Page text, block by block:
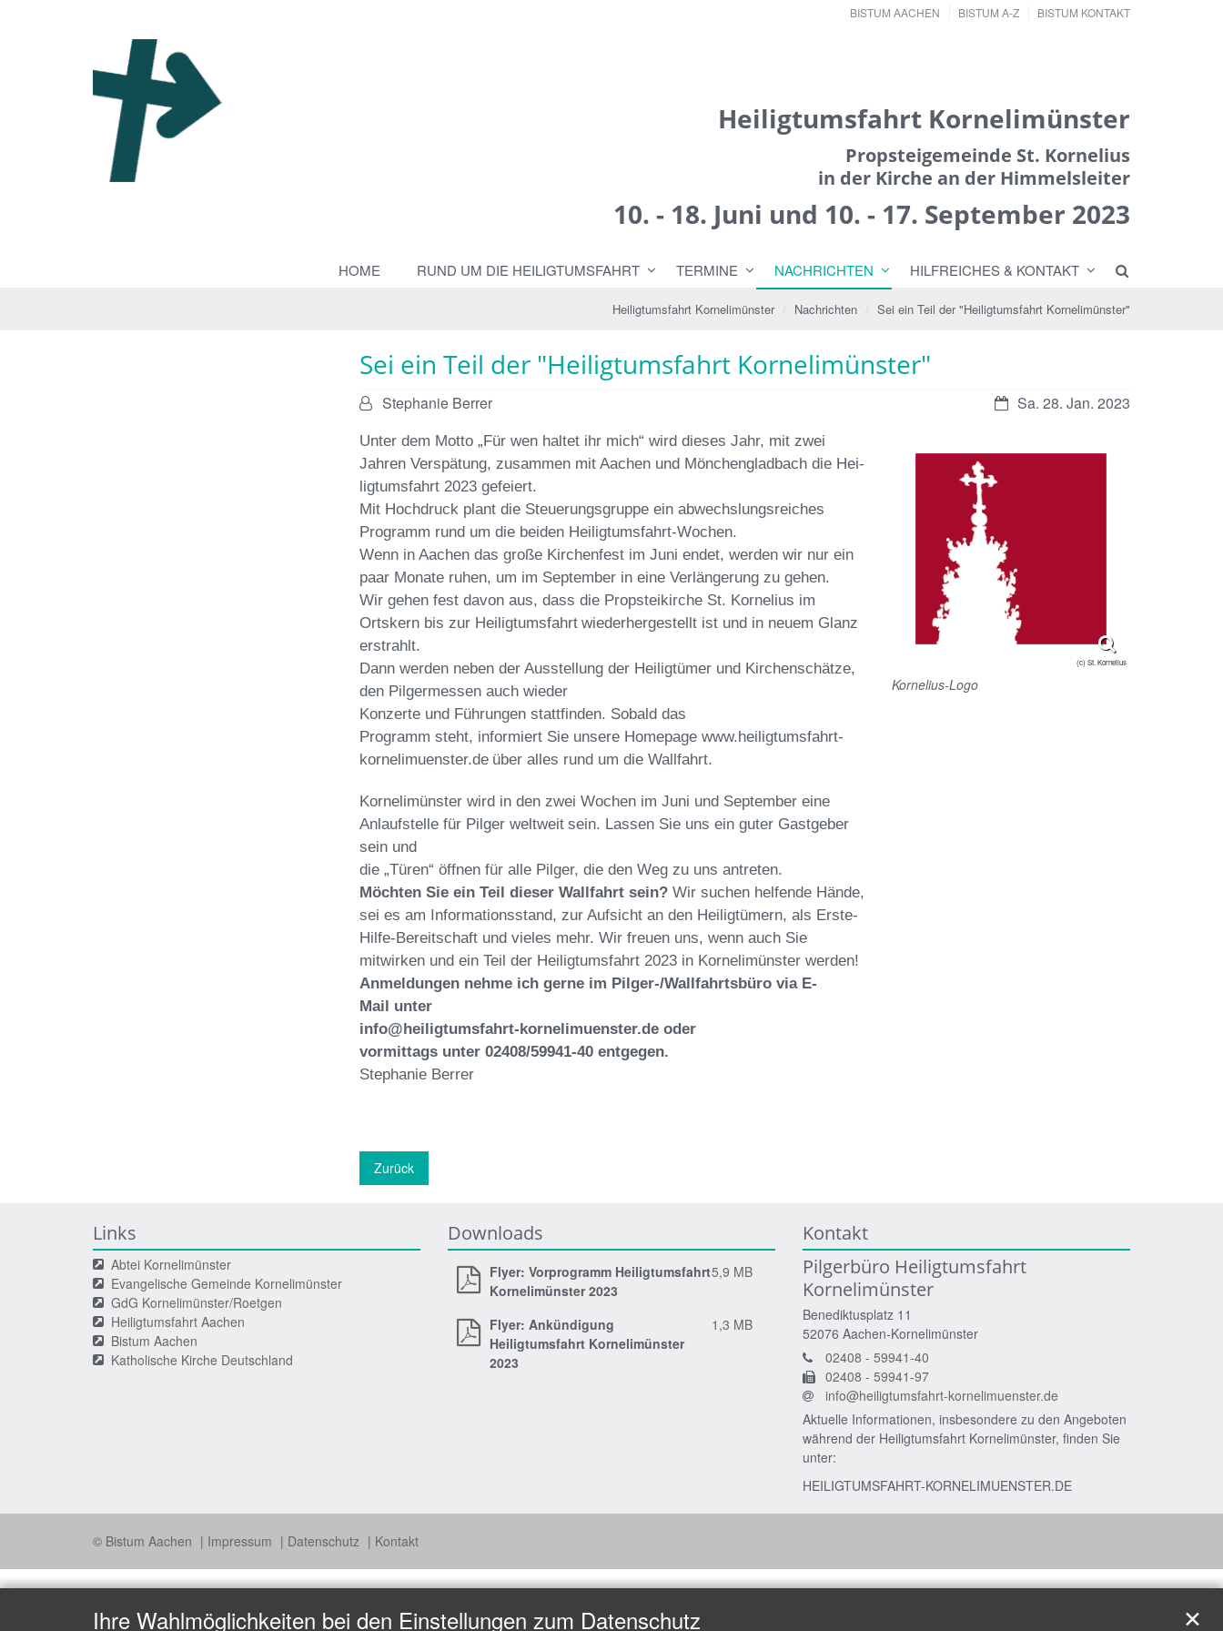
BISTUM AACHEN BISTUM A-Z BISTUM KONTAKT
Heiligtumsfahrt Kornelimünster
Propsteigemeinde St. Kornelius
in der Kirche an der Himmelsleiter
10. - 18. Juni und 10. - 17. September 2023
HOME RUND UM DIE HEILIGTUMSFAHRT TERMINE NACHRICHTEN HILFREICHES & KONTAKT
Heiligtumsfahrt Kornelimünster Nachrichten Sei ein Teil der "Heiligtumsfahrt Kornelimünster"
Sei ein Teil der "Heiligtumsfahrt Kornelimünster"
Datum:Sa. 28. Jan. 2023
Von:Stephanie Berrer
(c) St. Kornelius
Kornelius-Logo
Unter dem Motto „Für wen haltet ihr mich“ wird dieses Jahr, mit zwei
Jahren Verspätung, zusammen mit Aachen und Mönchengladbach die Hei-
ligtumsfahrt 2023 gefeiert.
Mit Hochdruck plant die Steuerungsgruppe ein abwechslungsreiches
Programm rund um die beiden Heiligtumsfahrt-Wochen.
Wenn in Aachen das große Kirchenfest im Juni endet, werden wir nur ein
paar Monate ruhen, um im September in eine Verlängerung zu gehen.
Wir gehen fest davon aus, dass die Propsteikirche St. Kornelius im
Ortskern bis zur Heiligtumsfahrt wiederhergestellt ist und in neuem Glanz
erstrahlt.
Dann werden neben der Ausstellung der Heiligtümer und Kirchenschätze,
den Pilgermessen auch wieder
Konzerte und Führungen stattfinden. Sobald das
Programm steht, informiert Sie unsere Homepage www.heiligtumsfahrt-
kornelimuenster.de über alles rund um die Wallfahrt.
Kornelimünster wird in den zwei Wochen im Juni und September eine
Anlaufstelle für Pilger weltweit sein. Lassen Sie uns ein guter Gastgeber
sein und
die „Türen“ öffnen für alle Pilger, die den Weg zu uns antreten.
Möchten Sie ein Teil dieser Wallfahrt sein?Wir suchen helfende Hände,
sei es am Informationsstand, zur Aufsicht an den Heiligtümern, als Erste-
Hilfe-Bereitschaft und vieles mehr. Wir freuen uns, wenn auch Sie
mitwirken und ein Teil der Heiligtumsfahrt 2023 in Kornelimünster werden!
Anmeldungen nehme ich gerne im Pilger-/Wallfahrtsbüro via E-
Mail unter
info@heiligtumsfahrt-kornelimuenster.de oder
vormittags unter 02408/59941-40 entgegen.
Stephanie Berrer
Zurück
Links
Abtei Kornelimünster
Evangelische Gemeinde Kornelimünster
GdG Kornelimünster/Roetgen
Heiligtumsfahrt Aachen
Bistum Aachen
Katholische Kirche Deutschland
Downloads
Flyer: Vorprogramm Heiligtumsfahrt
Kornelimünster 2023
5,9 MB
Flyer: Ankündigung
Heiligtumsfahrt Kornelimünster
2023
1,3 MB
Kontakt
Pilgerbüro Heiligtumsfahrt
Kornelimünster
Benediktusplatz 11
52076 Aachen-Kornelimünster
02408 - 59941-40
02408 - 59941-97
info@heiligtumsfahrt-kornelimuenster.de
Aktuelle Informationen, insbesondere zu den Angeboten
während der Heiligtumsfahrt Kornelimünster, finden Sie
unter:
HEILIGTUMSFAHRT-KORNELIMUENSTER.DE
© Bistum Aachen Impressum Datenschutz Kontakt
Ihre Wahlmöglichkeiten bei den Einstellungen zum Datenschutz ✕